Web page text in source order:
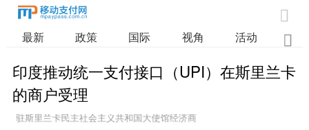

最新 政策 国际 视角 活动 业

印度推动统一支付接口（UPI）在斯里兰卡
的商户受理